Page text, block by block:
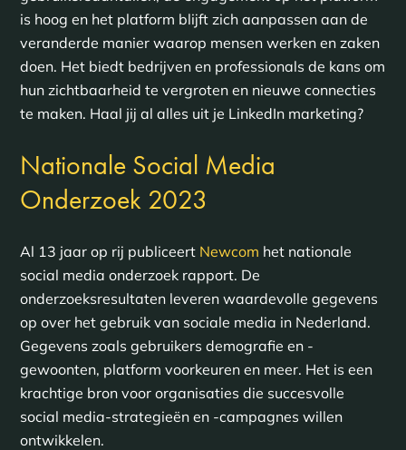
is hoog en het platform blijft zich aanpassen aan de
veranderde manier waarop mensen werken en zaken
doen. Het biedt bedrijven en professionals de kans om
hun zichtbaarheid te vergroten en nieuwe connecties
te maken. Haal jij al alles uit je LinkedIn marketing?
Nationale Social Media
Onderzoek 2023
Al 13 jaar op rij publiceert Newcom het nationale
social media onderzoek rapport. De
onderzoeksresultaten leveren waardevolle gegevens
op over het gebruik van sociale media in Nederland.
Gegevens zoals gebruikers demografie en -
gewoonten, platform voorkeuren en meer. Het is een
krachtige bron voor organisaties die succesvolle
social media-strategieën en -campagnes willen
ontwikkelen.